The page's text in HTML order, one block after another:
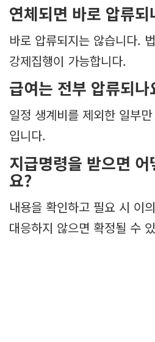
연체되면 바로 압류되
바로 압류되지는 않습니다.
강제집행이 가능합니다.
급여는 전부 압류되나
일정 생계비를 제외한 일부
입니다.
지급명령을 받으면
요?
내용을 확인하고 필요 시 이
대응하지 않으면 확정될 수